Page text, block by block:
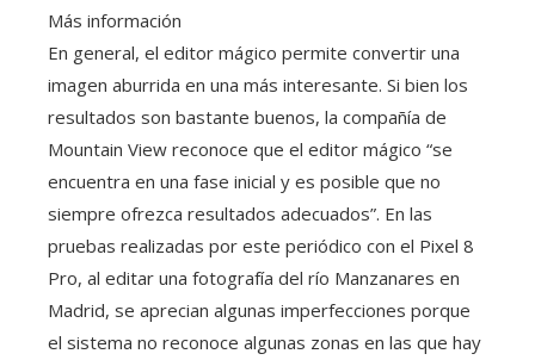
Más información
En general, el editor mágico permite convertir una
imagen aburrida en una más interesante. Si bien los
resultados son bastante buenos, la compañía de
Mountain View reconoce que el editor mágico “se
encuentra en una fase inicial y es posible que no
siempre ofrezca resultados adecuados”. En las
pruebas realizadas por este periódico con el Pixel 8
Pro, al editar una fotografía del río Manzanares en
Madrid, se aprecian algunas imperfecciones porque
el sistema no reconoce algunas zonas en las que hay